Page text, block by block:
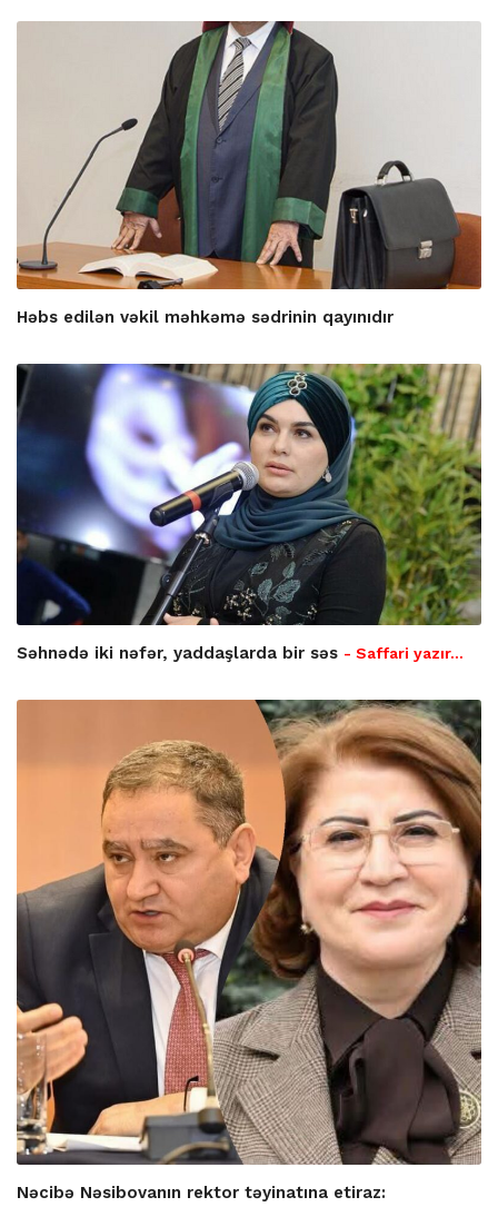
Həbs edilən vəkil məhkəmə sədrinin qayınıdır
Səhnədə iki nəfər, yaddaşlarda bir səs - Saffari yazır…
Nəcibə Nəsibovanın rektor təyinatına etiraz: